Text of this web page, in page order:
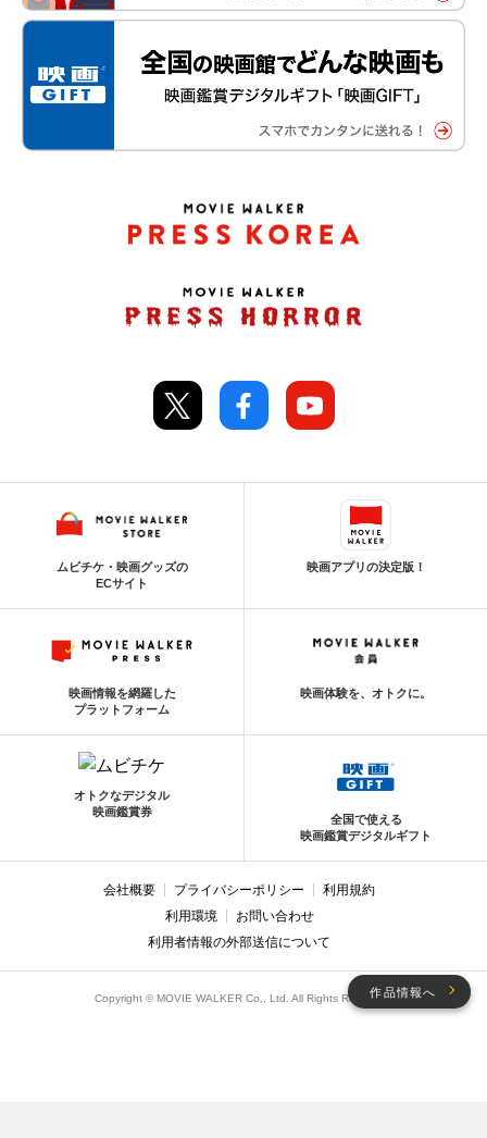
作品情報へ
ムビチケ・映画グッズの
ECサイト
映画アプリの決定版！
映画情報を網羅した
プラットフォーム
映画体験を、オトクに。
オトクなデジタル
映画鑑賞券
全国で使える
映画鑑賞デジタルギフト
会社概要 プライバシーポリシー
利用規約
利用環境
お問い合わせ
利用者情報の外部送信について
Copyright © MOVIE WALKER Co., Ltd. All Rights Reserved.